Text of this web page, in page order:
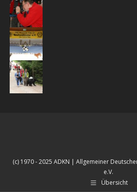
(c) 1970 - 2025 ADKN | Allgemeiner
e.V.
Übersicht